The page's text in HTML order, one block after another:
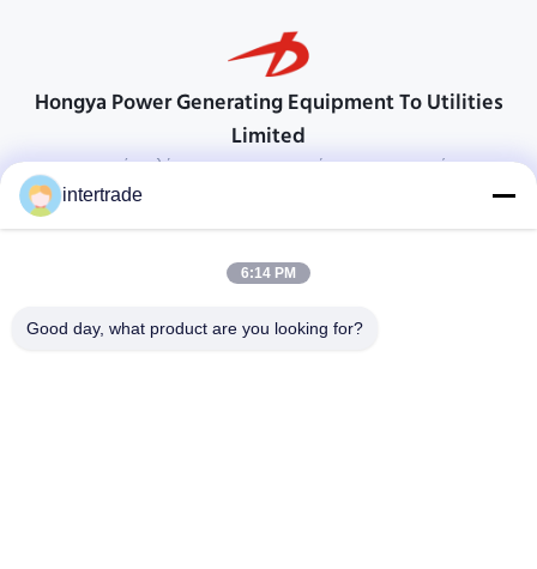
Hongya Power Generating Equipment To Utilities
Limited
προσαρμοσμένες λύσεις για να ανταποκρίνονται στις απαιτήσεις των
Χωριό Anxi, πόλη Yuping, νομός Hongya, Κίνα
86-28-37561966-8:00
intertrade
6:14 PM
Good day, what product are you looking for?